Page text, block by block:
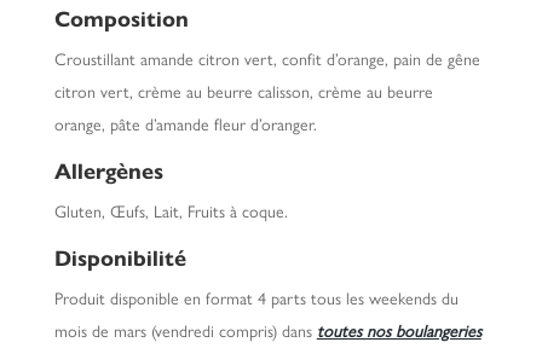
Composition
Croustillant amande citron vert, confit d’orange, pain de gêne
citron vert, crème au beurre calisson, crème au beurre
orange, pâte d’amande fleur d’oranger.
Allergènes
Gluten, Œufs, Lait, Fruits à coque.
Disponibilité
Produit disponible en format 4 parts tous les weekends du
mois de mars (vendredi compris) dans toutes nos boulangeries